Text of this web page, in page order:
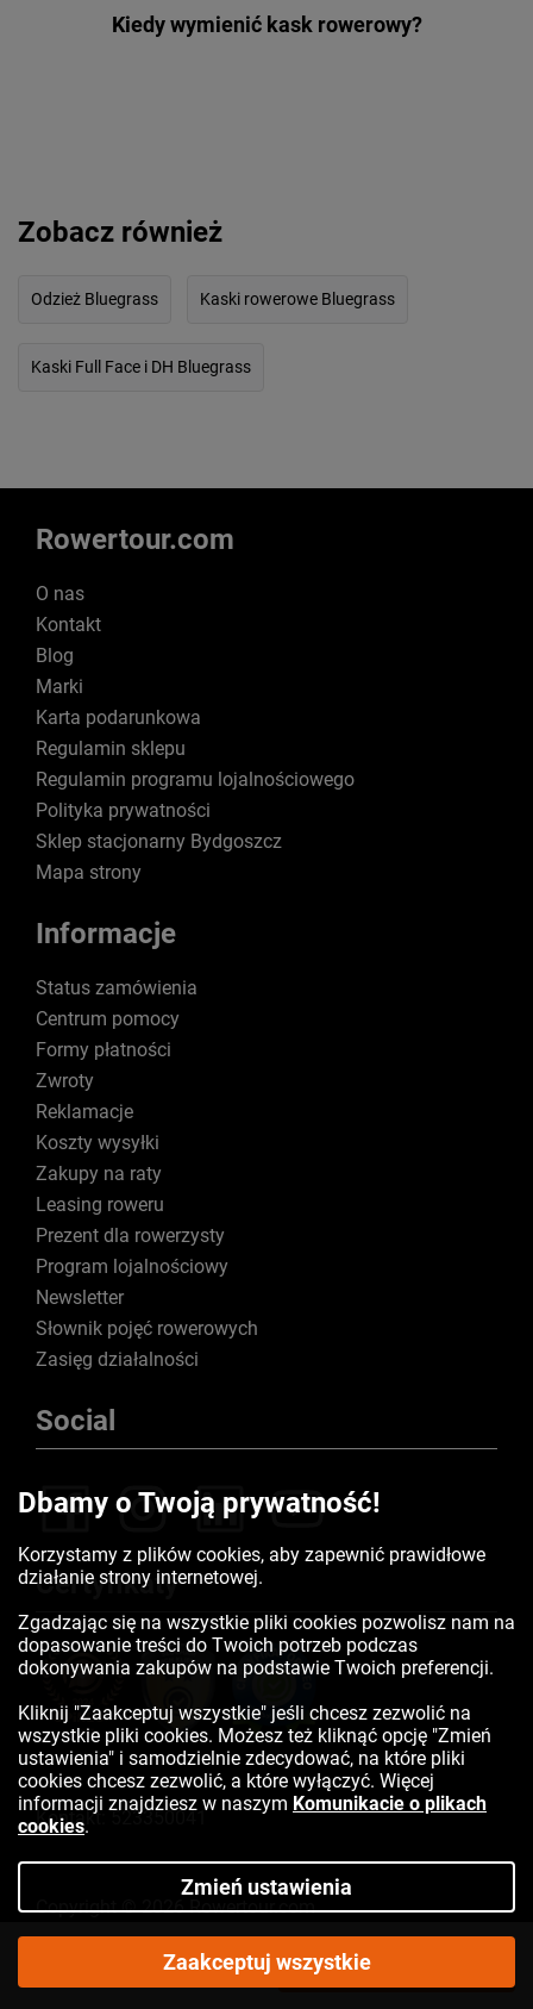
989,50zł DO KOSZYKA
Kiedy wymienić kask rowerowy?
Zobacz również
Odzież Bluegrass Kaski rowerowe Bluegrass
Kaski Full Face i DH Bluegrass
Rowertour.com
O nas
Kontakt
Blog
Marki
Karta podarunkowa
Regulamin sklepu
Regulamin programu lojalnościowego
Polityka prywatności
Sklep stacjonarny Bydgoszcz
Mapa strony
Informacje
Status zamówienia
Centrum pomocy
Formy płatności
Zwroty
Reklamacje
Koszty wysyłki
Zakupy na raty
Leasing roweru
Prezent dla rowerzysty
Program lojalnościowy
Newsletter
Słownik pojęć rowerowych
Zasięg działalności
Social
Certyfikaty
Kontakt: 523350041
Copyright © 2026 Rowertour.com
Internetowy sklep rowerowy
Dbamy o Twoją prywatność!
Korzystamy z plików cookies, aby zapewnić prawidłowe
działanie strony internetowej.
Zgadzając się na wszystkie pliki cookies pozwolisz nam na
dopasowanie treści do Twoich potrzeb podczas
dokonywania zakupów na podstawie Twoich preferencji.
Kliknij "Zaakceptuj wszystkie" jeśli chcesz zezwolić na
wszystkie pliki cookies. Możesz też kliknąć opcję "Zmień
ustawienia" i samodzielnie zdecydować, na które pliki
cookies chcesz zezwolić, a które wyłączyć. Więcej
informacji znajdziesz w naszym Komunikacie o plikach
cookies.
Zmień ustawienia
Zaakceptuj wszystkie